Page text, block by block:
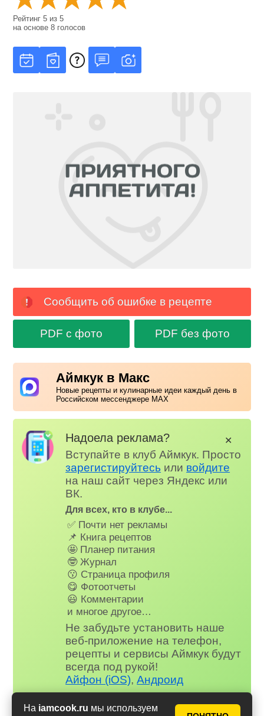
На iamcook.ru мы используем
Рейтинг5 из5
на основе8 голосов
Сообщить об ошибке в рецепте
PDF с фото PDF без фото
Аймкук в Макс
Новые рецепты и кулинарные идеи каждый день в
Российском мессенджере MAX
Надоела реклама?
Вступайте в клуб Аймкук. Просто
зарегистируйтесь или войдите
на наш сайт через Яндекс или
ВК.
Для всех, кто в клубе...
✅ Почти нет рекламы
📌 Книга рецептов
🤩 Планер питания
🤓 Журнал
😗 Страница профиля
😋 Фотоотчеты
😃 Комментарии
и многое другое…
Не забудьте установить наше
веб-приложение на телефон,
рецепты и сервисы Аймкук будут
всегда под рукой!
Айфон (iOS),Андроид
✕